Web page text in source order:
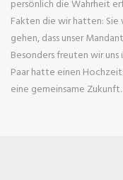
persönlich die Wahrheit
Fakten die wir hatten:
gehen, dass unser
Besonders freuten wir uns
Paar hatte einen
eine gemeinsame Zukunft.